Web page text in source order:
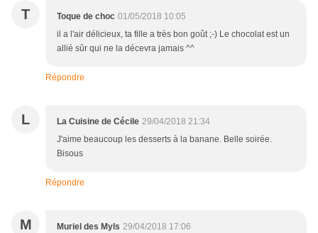
T Toque de choc 01/05/2018 10:05
il a l'air délicieux, ta fille a très bon goût ;-) Le chocolat est un
allié sûr qui ne la décevra jamais ^^
Répondre
L La Cuisine de Cécile 29/04/2018 21:34
J'aime beaucoup les desserts à la banane. Belle soirée.
Bisous
Répondre
M Muriel des Myls 29/04/2018 17:06